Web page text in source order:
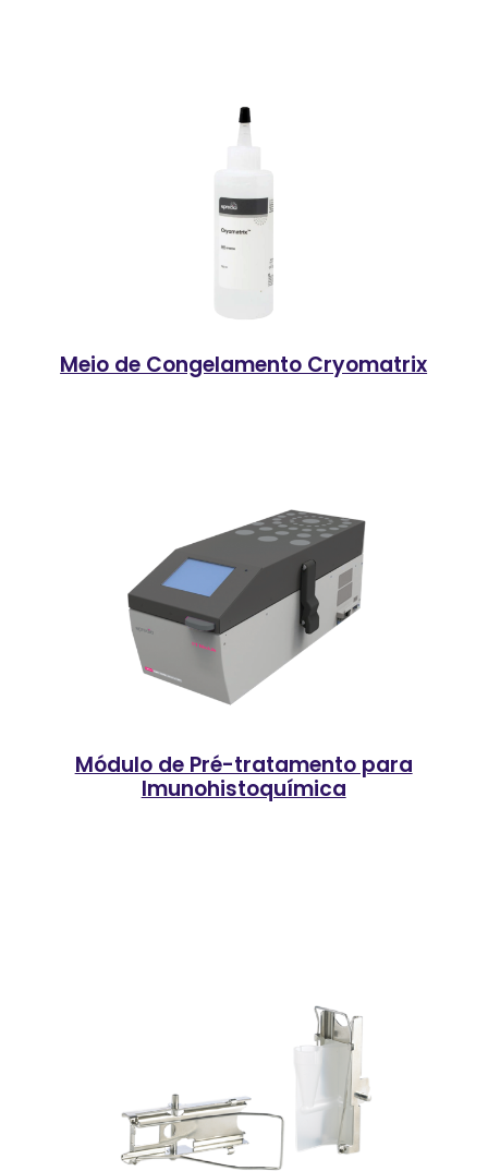
Meio de Congelamento Cryomatrix
Módulo de Pré-tratamento para
Imunohistoquímica